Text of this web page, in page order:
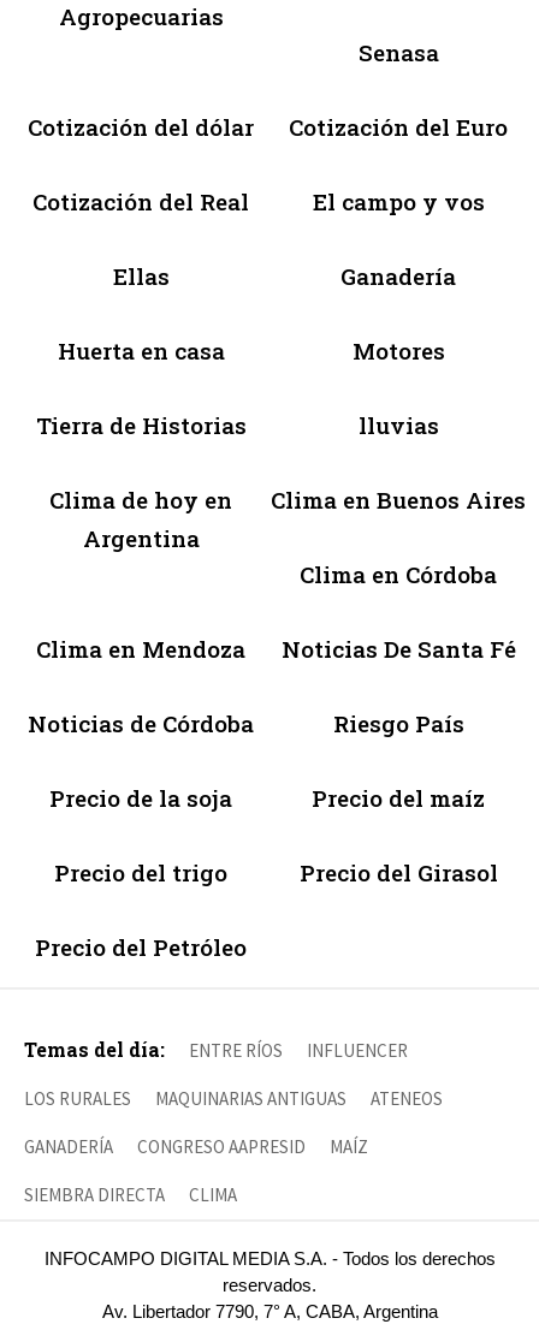
Agropecuarias
Senasa
Cotización del dólar Cotización del Euro
Cotización del Real El campo y vos
Ellas Ganadería
Huerta en casa Motores
Tierra de Historias lluvias
Clima de hoy en
Argentina
Clima en Buenos Aires
Clima en Córdoba
Clima en Mendoza Noticias De Santa Fé
Noticias de Córdoba Riesgo País
Precio de la soja Precio del maíz
Precio del trigo Precio del Girasol
Precio del Petróleo
Temas del día: ENTRE RÍOS INFLUENCER
LOS RURALES MAQUINARIAS ANTIGUAS ATENEOS
GANADERÍA CONGRESO AAPRESID MAÍZ
SIEMBRA DIRECTA CLIMA
INFOCAMPO DIGITAL MEDIA S.A. - Todos los derechos
reservados.
Av. Libertador 7790, 7° A, CABA, Argentina